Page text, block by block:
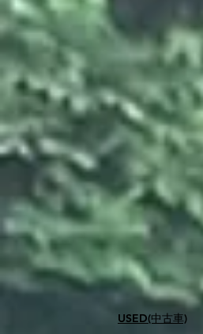
USED(中古車)